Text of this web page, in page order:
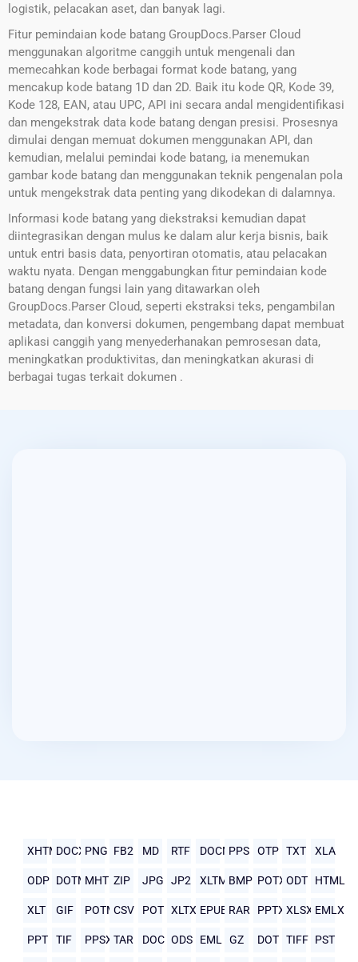
logistik, pelacakan aset, dan banyak lagi.
Fitur pemindaian kode batang GroupDocs.Parser Cloud
menggunakan algoritme canggih untuk mengenali dan
memecahkan kode berbagai format kode batang, yang
mencakup kode batang 1D dan 2D. Baik itu kode QR, Kode 39,
Kode 128, EAN, atau UPC, API ini secara andal mengidentifikasi
dan mengekstrak data kode batang dengan presisi. Prosesnya
dimulai dengan memuat dokumen menggunakan API, dan
kemudian, melalui pemindai kode batang, ia menemukan
gambar kode batang dan menggunakan teknik pengenalan pola
untuk mengekstrak data penting yang dikodekan di dalamnya.
Informasi kode batang yang diekstraksi kemudian dapat
diintegrasikan dengan mulus ke dalam alur kerja bisnis, baik
untuk entri basis data, penyortiran otomatis, atau pelacakan
waktu nyata. Dengan menggabungkan fitur pemindaian kode
batang dengan fungsi lain yang ditawarkan oleh
GroupDocs.Parser Cloud, seperti ekstraksi teks, pengambilan
metadata, dan konversi dokumen, pengembang dapat membuat
aplikasi canggih yang menyederhanakan pemrosesan data,
meningkatkan produktivitas, dan meningkatkan akurasi di
berbagai tugas terkait dokumen .
XHTMLDOCXPNG FB2 MD RTF DOCMPPS OTP TXT XLA
ODP DOTMMHTML
ZIP JPG JP2 XLTM BMP POTX ODT HTML
XLT GIF POTMCSV POT XLTX EPUB RAR PPTX XLSX EMLX
PPT TIF PPSX TAR DOC ODS EML GZ DOT TIFF PST